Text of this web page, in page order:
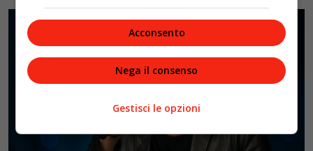
Acconsento
Nega il consenso
Gestisci le opzioni